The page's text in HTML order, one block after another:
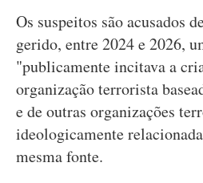
Os suspeitos são acusados
gerido, entre 2024 e 2026,
"publicamente incitava a
organização terrorista
e de outras organizações
ideologicamente
mesma fonte.